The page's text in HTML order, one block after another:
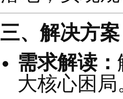
二、项目目
提升全国
落地，实